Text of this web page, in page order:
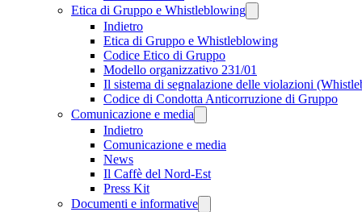
Etica di Gruppo e Whistleblowing
Indietro
Etica di Gruppo e Whistleblowing
Codice Etico di Gruppo
Modello organizzativo 231/01
Il sistema di segnalazione delle violazioni
Codice di Condotta Anticorruzione di Gruppo
Comunicazione e media
Indietro
Comunicazione e media
News
Il Caffè del Nord-Est
Press Kit
Documenti e informative